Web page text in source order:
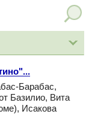
Барабас,
Базилио, Вита
Исакова